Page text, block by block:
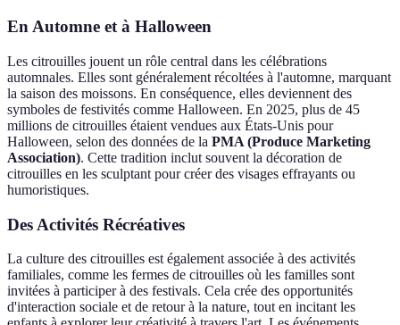
En Automne et à Halloween
Les citrouilles jouent un rôle central dans les célébrations
automnales. Elles sont généralement récoltées à l'automne, marquant
la saison des moissons. En conséquence, elles deviennent des
symboles de festivités comme Halloween. En 2025, plus de 45
millions de citrouilles étaient vendues aux États-Unis pour
Halloween, selon des données de la PMA (Produce Marketing
Association). Cette tradition inclut souvent la décoration de
citrouilles en les sculptant pour créer des visages effrayants ou
humoristiques.
Des Activités Récréatives
La culture des citrouilles est également associée à des activités
familiales, comme les fermes de citrouilles où les familles sont
invitées à participer à des festivals. Cela crée des opportunités
d'interaction sociale et de retour à la nature, tout en incitant les